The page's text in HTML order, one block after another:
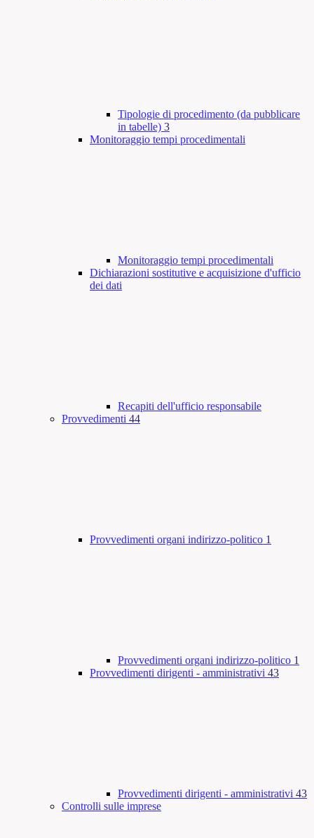
Tipologie di procedimento (da pubblicare
in tabelle) 3
Monitoraggio tempi procedimentali
Monitoraggio tempi procedimentali
Dichiarazioni sostitutive e acquisizione d'ufficio
dei dati
Recapiti dell'ufficio responsabile
Provvedimenti 44
Provvedimenti organi indirizzo-politico 1
Provvedimenti organi indirizzo-politico 1
Provvedimenti dirigenti - amministrativi 43
Provvedimenti dirigenti - amministrativi 43
Controlli sulle imprese